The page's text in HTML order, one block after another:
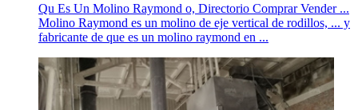
Qu Es Un Molino Raymond o, Directorio Comprar Vender ...
Molino Raymond es un molino de eje vertical de rodillos, ... y
fabricante de que es un molino raymond en ...